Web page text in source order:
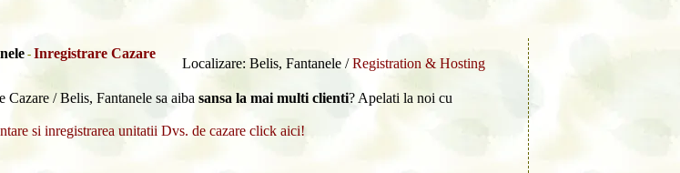
- Inregistrare Cazare
Localizare: Belis, Fantanele /Registration & Hosting
/ Belis, Fantanele sa aiba sansa la mai multi clienti? Apelati la noi cu
si inregistrarea unitatii Dvs. de cazare click aici!